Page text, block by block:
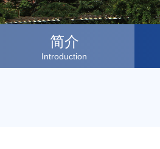
简介
Introduction